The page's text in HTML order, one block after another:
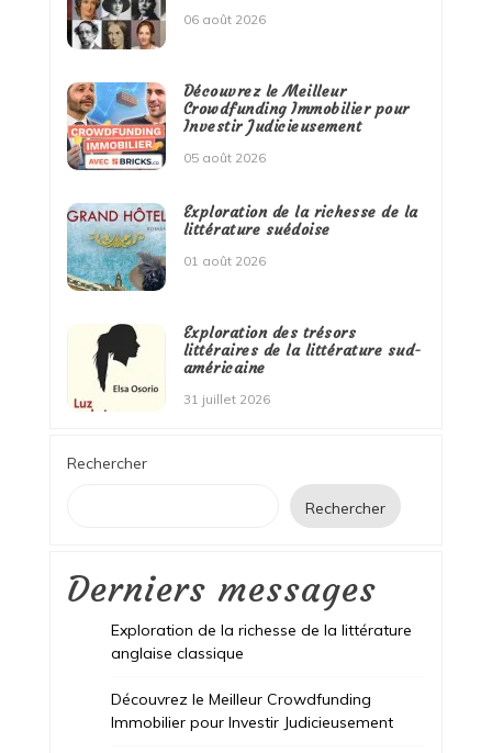
06 août 2026
Découvrez le Meilleur
Crowdfunding Immobilier pour
Investir Judicieusement
05 août 2026
Exploration de la richesse de la
littérature suédoise
01 août 2026
Exploration des trésors
littéraires de la littérature sud-
américaine
31 juillet 2026
Rechercher
Rechercher
Derniers messages
Exploration de la richesse de la littérature
anglaise classique
Découvrez le Meilleur Crowdfunding
Immobilier pour Investir Judicieusement